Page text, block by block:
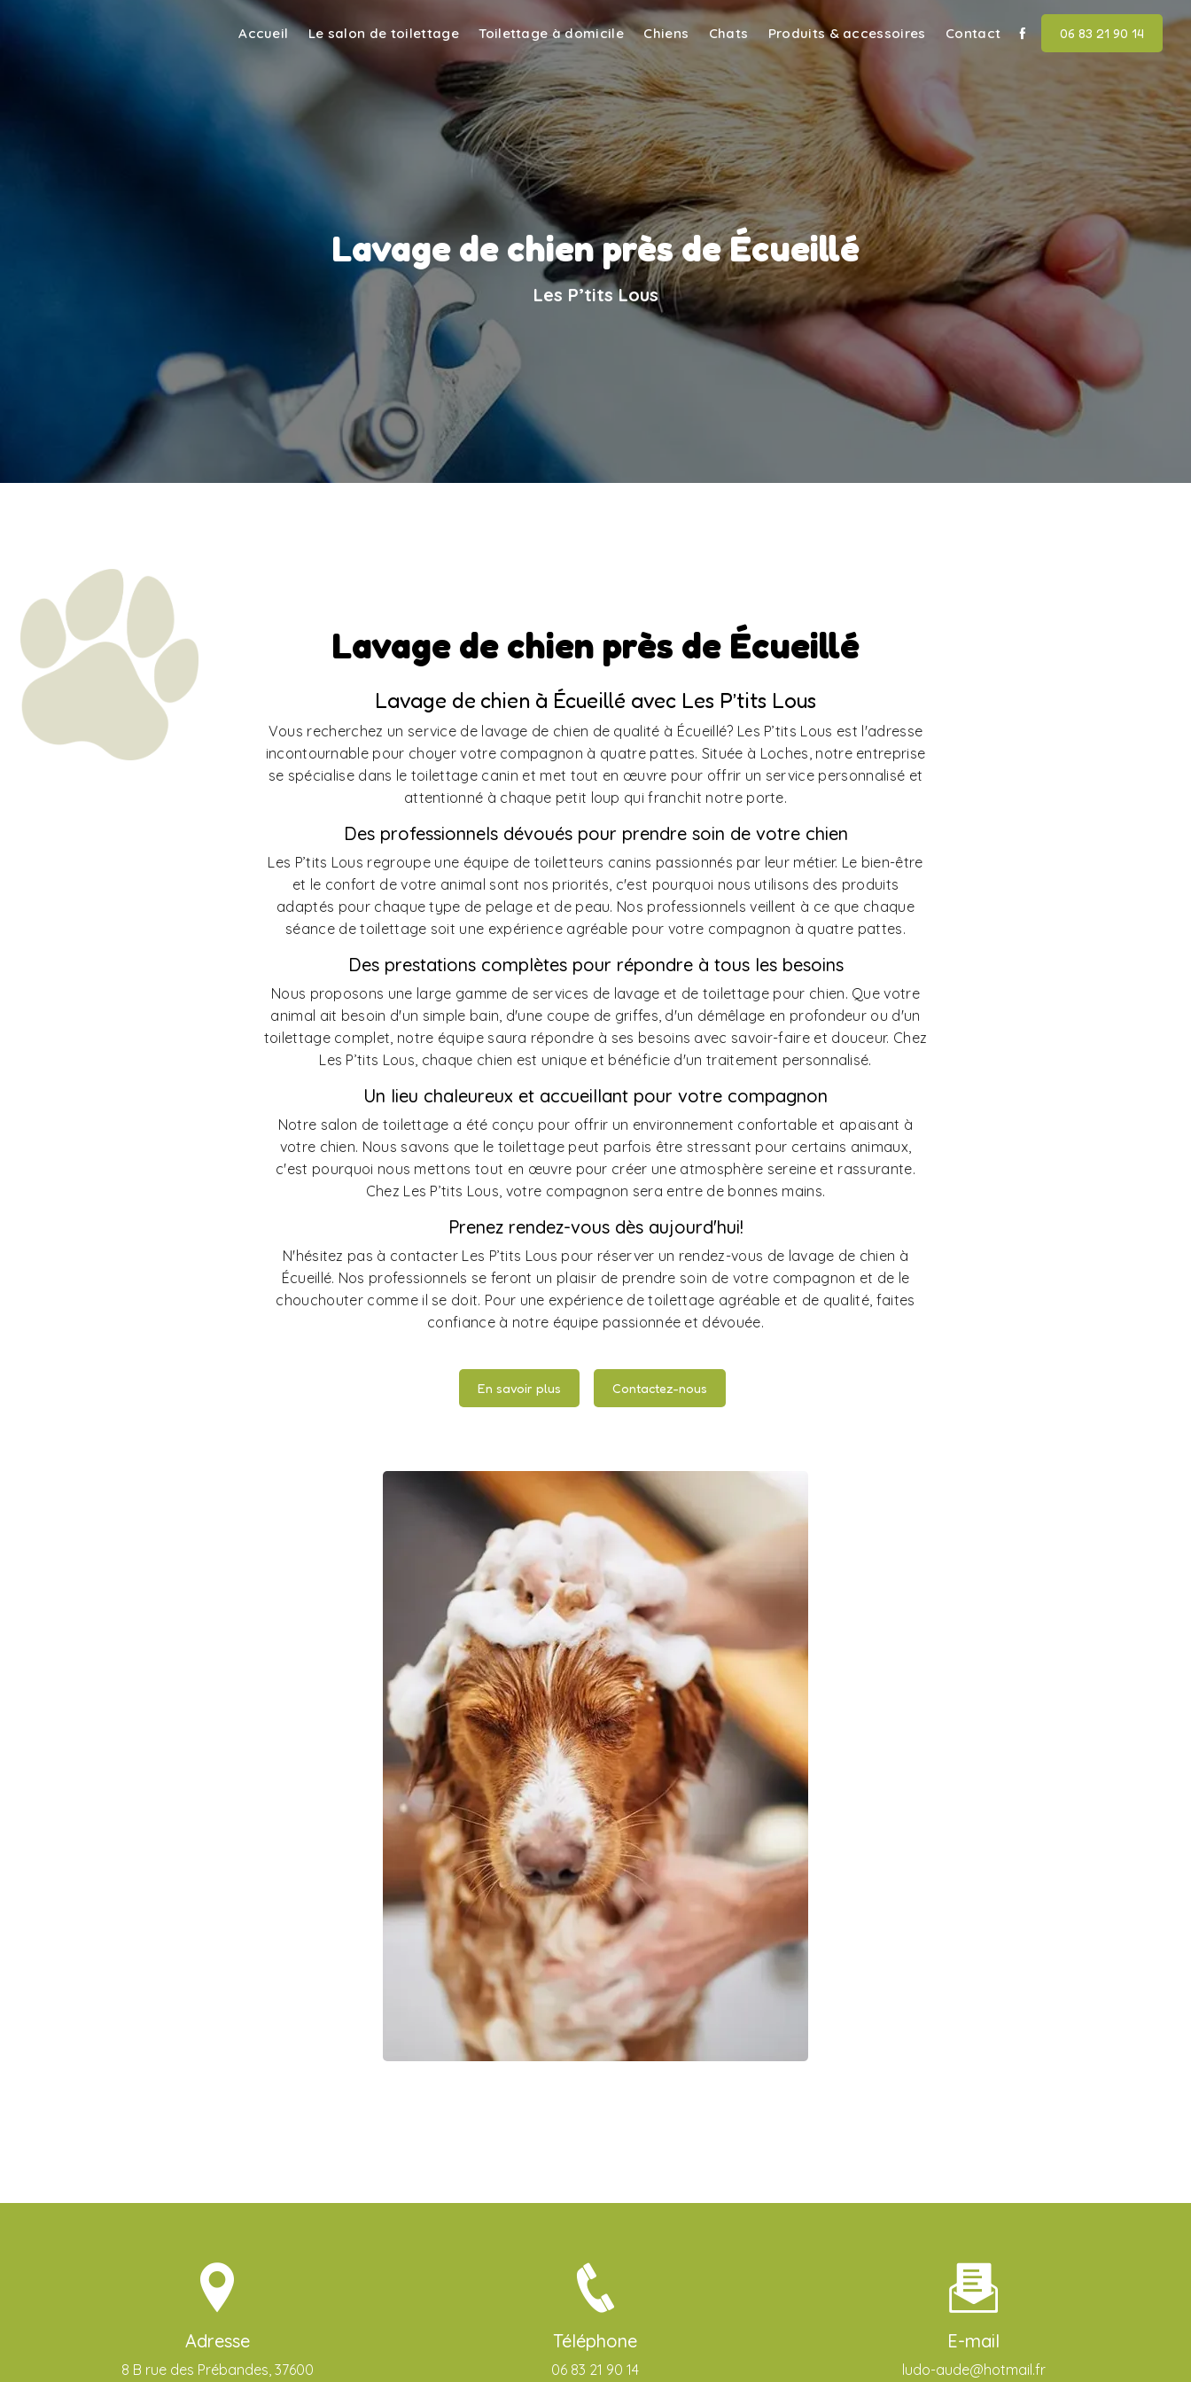
Accueil Le salon de toilettage Toilettage à domicile Chiens Chats Produits & accessoires Contact 06 83 21 90 14
Lavage de chien près de Écueillé
Les P’tits Lous
Lavage de chien près de Écueillé
Lavage de chien à Écueillé avec Les P’tits Lous
Vous recherchez un service de lavage de chien de qualité à Écueillé? Les P’tits Lous est l'adresse
incontournable pour choyer votre compagnon à quatre pattes. Située à Loches, notre entreprise
se spécialise dans le toilettage canin et met tout en œuvre pour offrir un service personnalisé et
attentionné à chaque petit loup qui franchit notre porte.
Des professionnels dévoués pour prendre soin de votre chien
Les P’tits Lous regroupe une équipe de toiletteurs canins passionnés par leur métier. Le bien-être
et le confort de votre animal sont nos priorités, c'est pourquoi nous utilisons des produits
adaptés pour chaque type de pelage et de peau. Nos professionnels veillent à ce que chaque
séance de toilettage soit une expérience agréable pour votre compagnon à quatre pattes.
Des prestations complètes pour répondre à tous les besoins
Nous proposons une large gamme de services de lavage et de toilettage pour chien. Que votre
animal ait besoin d'un simple bain, d'une coupe de griffes, d'un démêlage en profondeur ou d'un
toilettage complet, notre équipe saura répondre à ses besoins avec savoir-faire et douceur. Chez
Les P’tits Lous, chaque chien est unique et bénéficie d'un traitement personnalisé.
Un lieu chaleureux et accueillant pour votre compagnon
Notre salon de toilettage a été conçu pour offrir un environnement confortable et apaisant à
votre chien. Nous savons que le toilettage peut parfois être stressant pour certains animaux,
c'est pourquoi nous mettons tout en œuvre pour créer une atmosphère sereine et rassurante.
Chez Les P’tits Lous, votre compagnon sera entre de bonnes mains.
Prenez rendez-vous dès aujourd'hui!
N'hésitez pas à contacter Les P’tits Lous pour réserver un rendez-vous de lavage de chien à
Écueillé. Nos professionnels se feront un plaisir de prendre soin de votre compagnon et de le
chouchouter comme il se doit. Pour une expérience de toilettage agréable et de qualité, faites
confiance à notre équipe passionnée et dévouée.
En savoir plus Contactez-nous
Adresse
8 B rue des Prébandes, 37600
Téléphone
06 83 21 90 14
E-mail
ludo-aude@hotmail.fr